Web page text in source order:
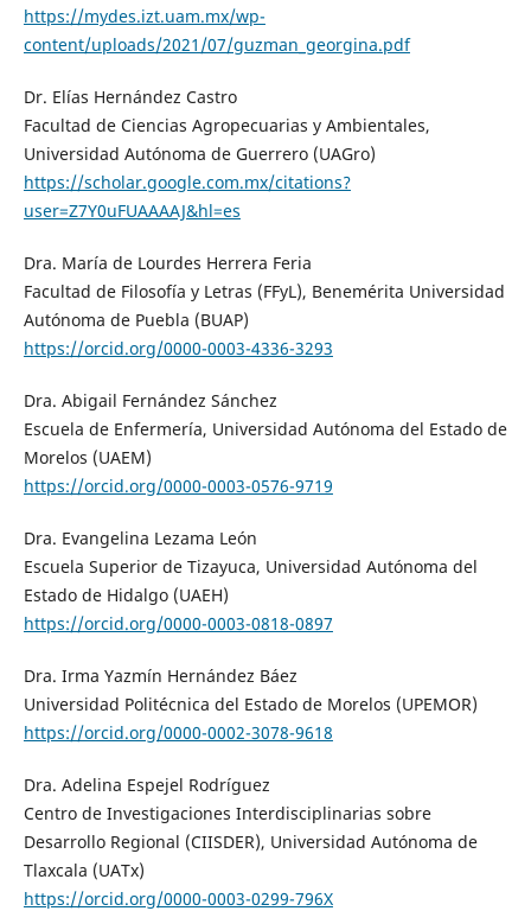
https://mydes.izt.uam.mx/wp-
content/uploads/2021/07/guzman_georgina.pdf
Dr. Elías Hernández Castro
Facultad de Ciencias Agropecuarias y Ambientales,
Universidad Autónoma de Guerrero (UAGro)
https://scholar.google.com.mx/citations?
user=Z7Y0uFUAAAAJ&hl=es
Dra. María de Lourdes Herrera Feria
Facultad de Filosofía y Letras (FFyL), Benemérita Universidad
Autónoma de Puebla (BUAP)
https://orcid.org/0000-0003-4336-3293
Dra. Abigail Fernández Sánchez
Escuela de Enfermería, Universidad Autónoma del Estado de
Morelos (UAEM)
https://orcid.org/0000-0003-0576-9719
Dra. Evangelina Lezama León
Escuela Superior de Tizayuca, Universidad Autónoma del
Estado de Hidalgo (UAEH)
https://orcid.org/0000-0003-0818-0897
Dra. Irma Yazmín Hernández Báez
Universidad Politécnica del Estado de Morelos (UPEMOR)
https://orcid.org/0000-0002-3078-9618
Dra. Adelina Espejel Rodríguez
Centro de Investigaciones Interdisciplinarias sobre
Desarrollo Regional (CIISDER), Universidad Autónoma de
Tlaxcala (UATx)
https://orcid.org/0000-0003-0299-796X